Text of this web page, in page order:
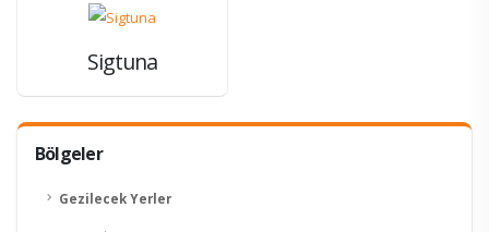
Bölgeler
Gezilecek Yerler
Sigtuna